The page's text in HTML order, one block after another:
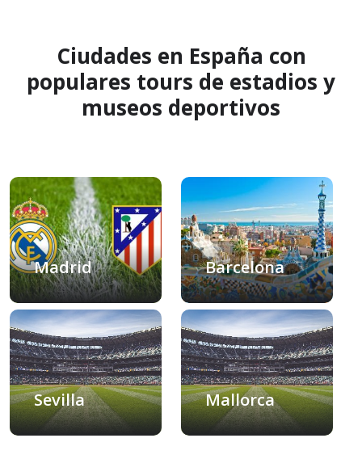
Ciudades en España con
populares tours de estadios y
museos deportivos
Madrid Barcelona
Sevilla Mallorca